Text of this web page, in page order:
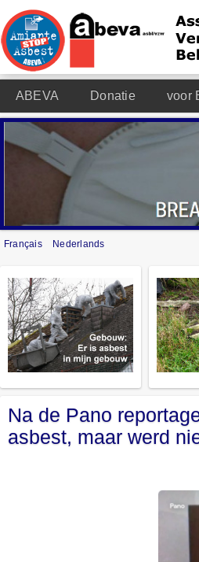
ABEVA Donatie voor
Français Nederlands
Na de Pano
asbest, maar werd